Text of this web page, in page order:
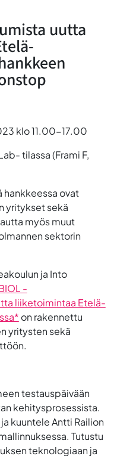
uutta
klo 11.00-17.00
tilassa (Frami F,
ovat
yritykset sekä
myös muut
sektorin
ja Into
-
liiketoimintaa Etelä-
on rakennettu
yritysten sekä
testauspäivään
kehitysprosessista.
kuuntele Antti Railion
Tutustu
teknologiaan ja